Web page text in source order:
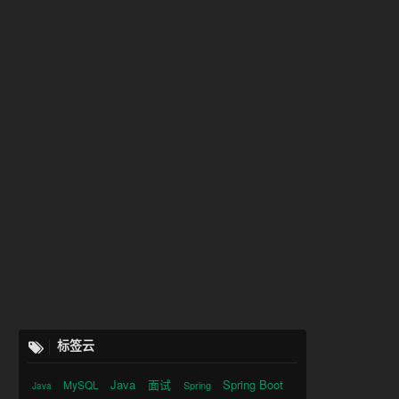
标签云
Java MySQL Java 面试 Spring Spring Boot